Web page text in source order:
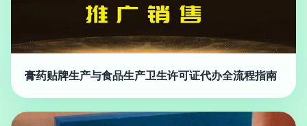
膏药贴牌生产与食品生产卫生许可证代办全流程指南